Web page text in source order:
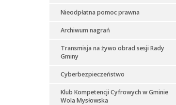
Nieodpłatna pomoc prawna
Archiwum nagrań
Transmisja na żywo obrad sesji Rady
Gminy
Cyberbezpieczeństwo
Klub Kompetencji Cyfrowych w Gminie
Wola Mysłowska